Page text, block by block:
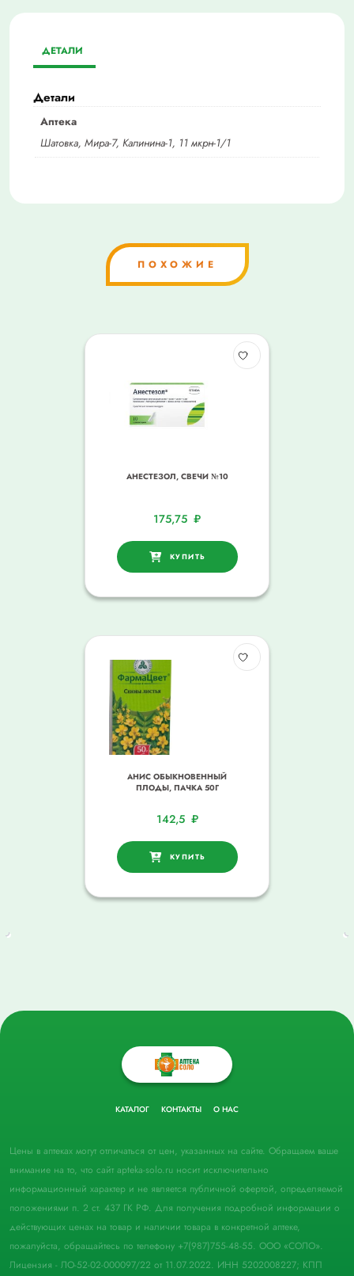
ДЕТАЛИ
Детали
Аптека
Шатовка, Мира-7, Калинина-1, 11 мкрн-1/1
ПОХОЖИЕ
АНЕСТЕЗОЛ, СВЕЧИ №10
175,75 ₽
КУПИТЬ
АНИС ОБЫКНОВЕННЫЙ
ПЛОДЫ, ПАЧКА 50Г
142,5 ₽
КУПИТЬ
КАТАЛОГ КОНТАКТЫ О НАС
Цены в аптеках могут отличаться от цен, указанных на сайте. Обращаем ваше
внимание на то, что сайт apteka-solo.ru носит исключительно
информационный характер и не является публичной офертой, определяемой
положениями п. 2 ст. 437 ГК РФ. Для получения подробной информации о
действующих ценах на товар и наличии товара в конкретной аптеке,
пожалуйста, обращайтесь по телефону +7(987)755-48-55. ООО «СОЛО».
Лицензия - ЛО-52-02-000097/22 от 11.07.2022. ИНН 5202008227; КПП